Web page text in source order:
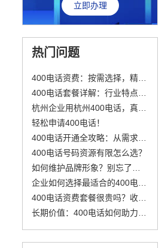
立即办理
热门问题
轻松申请400电话！
400电话号码资源有限怎么选？